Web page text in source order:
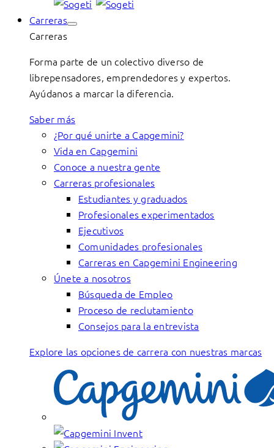
Carreras
Carreras
Forma parte de un colectivo diverso de
librepensadores, emprendedores y expertos.
Ayúdanos a marcar la diferencia.
Saber más
¿Por qué unirte a Capgemini?
Vida en Capgemini
Conoce a nuestra gente
Carreras profesionales
Estudiantes y graduados
Profesionales experimentados
Ejecutivos
Comunidades profesionales
Carreras en Capgemini Engineering
Únete a nosotros
Búsqueda de Empleo
Proceso de reclutamiento
Consejos para la entrevista
Explore las opciones de carrera con nuestras marcas